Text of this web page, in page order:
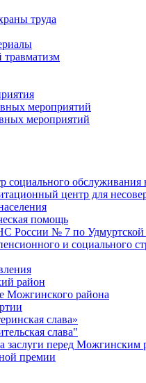
труда
мероприятий
мероприятий
социального обслуживания
центр для
помощь
России № 7 по Удмуртской
и социального
район
Можгинского района
слава»
слава"
заслуги перед Можгинским
премии